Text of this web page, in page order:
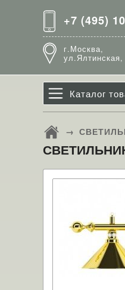
+7 (495)
г.Москва,
Каталог
→